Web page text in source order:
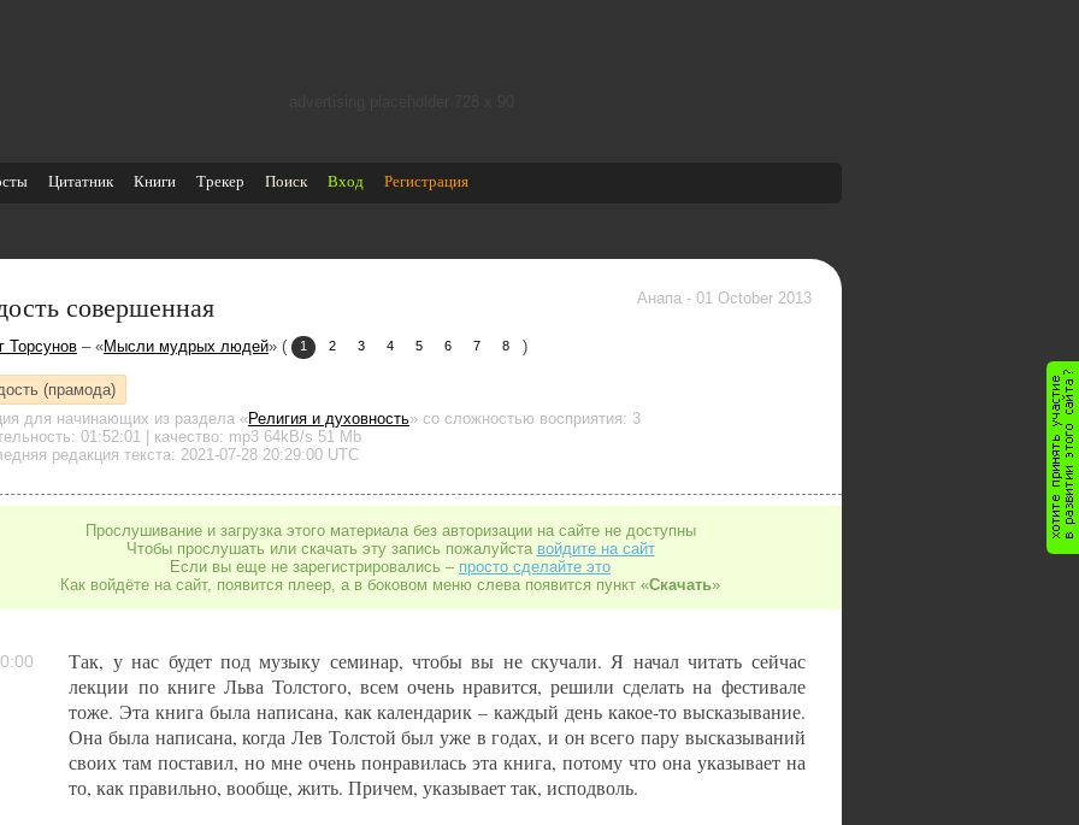
Цитатник Книги Трекер Поиск Вход Регистрация
совершенная Анапа - 01 October 2013
Торсунов – «Мысли мудрых людей» ( 1 2 3 4 5 6 7 8 )
(прамода)
для начинающих из раздела «Религия и духовность» со сложностью восприятия: 3
01:52:01 | качество: mp3 64kB/s 51 Mb
редакция текста: 2021-07-28 20:29:00 UTC
Прослушивание и загрузка этого материала без авторизации на сайте не доступны
Чтобы прослушать или скачать эту запись пожалуйста войдите на сайт
Если вы еще не зарегистрировались – просто сделайте это
Как войдёте на сайт, появится плеер, а в боковом меню слева появится пункт «Скачать»
Так, у нас будет под музыку семинар, чтобы вы не скучали. Я начал читать сейчас
лекции по книге Льва Толстого, всем очень нравится, решили сделать на фестивале
тоже. Эта книга была написана, как календарик – каждый день какое-то высказывание.
Она была написана, когда Лев Толстой был уже в годах, и он всего пару высказываний
своих там поставил, но мне очень понравилась эта книга, потому что она указывает на
то, как правильно, вообще, жить. Причем, указывает так, исподволь.